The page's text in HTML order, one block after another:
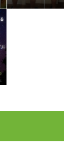
に メタボ改善